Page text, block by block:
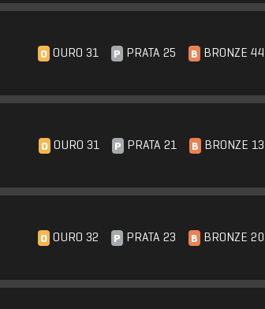
O OURO 31 P PRATA 25 B BRONZE 44
O OURO 31 P PRATA 21 B BRONZE 13
O OURO 32 P PRATA 23 B BRONZE 20